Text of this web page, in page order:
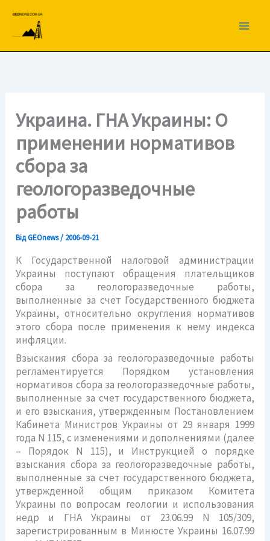
вмісту
Украина. ГНА Украины: О
применении нормативов
сбора за
геологоразведочные
работы
ВідGEOnews/ 2006-09-21
К Государственной налоговой администрации
Украины поступают обращения плательщиков
сбора за геологоразведочные работы,
выполненные за счет Государственного бюджета
Украины, относительно округления нормативов
этого сбора после применения к нему индекса
инфляции.
Взыскания сбора за геологоразведочные работы
регламентируется Порядком установления
нормативов сбора за геологоразведочные работы,
выполненные за счет государственного бюджета,
и его взыскания, утвержденным Постановлением
Кабинета Министров Украины от 29 января 1999
года N 115, с изменениями и дополнениями (далее
– Порядок N 115), и Инструкцией о порядке
взыскания сбора за геологоразведочные работы,
выполненные за счет государственного бюджета,
утвержденной общим приказом Комитета
Украины по вопросам геологии и использования
недр и ГНА Украины от 23.06.99 N 105/309,
зарегистрированным в Минюсте Украины 16.07.99